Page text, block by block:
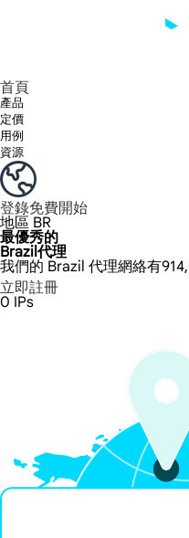
首頁
產品
定價
用例
資源
登錄免費開始
地區 BR
最優秀的
Brazil代理
我們的 Brazil 代理網絡有
立即註冊
0 IPs